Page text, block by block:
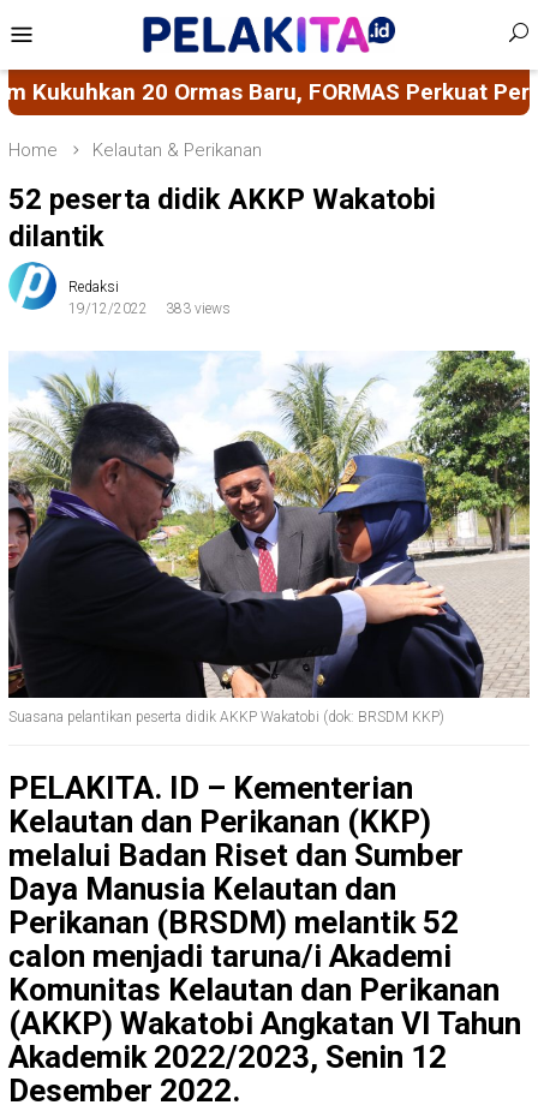
to
content
Menu
Perkuat Peran Masyarakat Sipil Kawal
Home Kelautan & Perikanan
52 peserta didik AKKP Wakatobi
dilantik
Redaksi
19/12/2022
383 views
Suasana pelantikan peserta didik AKKP Wakatobi (dok: BRSDM KKP)
PELAKITA. ID – Kementerian
Kelautan dan Perikanan (KKP)
melalui Badan Riset dan Sumber
Daya Manusia Kelautan dan
Perikanan (BRSDM) melantik 52
calon menjadi taruna/i Akademi
Komunitas Kelautan dan Perikanan
(AKKP) Wakatobi Angkatan VI Tahun
Akademik 2022/2023, Senin 12
Desember 2022.